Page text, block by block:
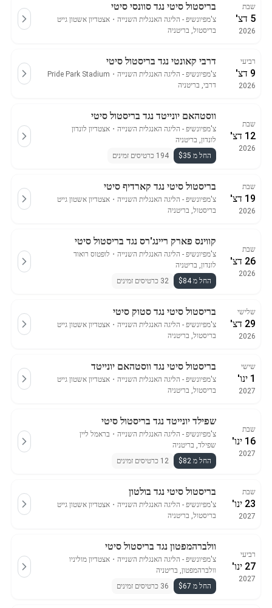
שבת
5 דצ'
2026
בריסטול סיטי נגד סוונסי סיטי
צ'מפיונשיפ - הליגה האנגלית השנייה ・ אצטדיון אשטון גייט
בריסטול, בריטניה
רביעי
9 דצ'
2026
דרבי קאונטי נגד בריסטול סיטי
צ'מפיונשיפ - הליגה האנגלית השנייה ・
Pride Park Stadium
דרבי, בריטניה
שבת
12 דצ'
2026
ווסטהאם יונייטד נגד בריסטול סיטי
צ'מפיונשיפ - הליגה האנגלית השנייה ・ אצטדיון לונדון
לונדון, בריטניה
החל מ $35
194 כרטיסים זמינים
שבת
19 דצ'
2026
בריסטול סיטי נגד קארדיף סיטי
צ'מפיונשיפ - הליגה האנגלית השנייה ・ אצטדיון אשטון גייט
בריסטול, בריטניה
שבת
26 דצ'
2026
קווינס פארק ריינג'רס נגד בריסטול סיטי
צ'מפיונשיפ - הליגה האנגלית השנייה ・ לופטוס רואוד
לונדון, בריטניה
החל מ $84
32 כרטיסים זמינים
שלישי
29 דצ'
2026
בריסטול סיטי נגד סטוק סיטי
צ'מפיונשיפ - הליגה האנגלית השנייה ・ אצטדיון אשטון גייט
בריסטול, בריטניה
שישי
1 ינו'
2027
בריסטול סיטי נגד ווסטהאם יונייטד
צ'מפיונשיפ - הליגה האנגלית השנייה ・ אצטדיון אשטון גייט
בריסטול, בריטניה
שבת
16 ינו'
2027
שפילד יונייטד נגד בריסטול סיטי
צ'מפיונשיפ - הליגה האנגלית השנייה ・ בראמל ליין
שפילד, בריטניה
החל מ $82
12 כרטיסים זמינים
שבת
23 ינו'
2027
בריסטול סיטי נגד בולטון
צ'מפיונשיפ - הליגה האנגלית השנייה ・ אצטדיון אשטון גייט
בריסטול, בריטניה
רביעי
27 ינו'
2027
וולברהמפטון נגד בריסטול סיטי
צ'מפיונשיפ - הליגה האנגלית השנייה ・ אצטדיון מוליניו
וולברהמפטון, בריטניה
החל מ $67
36 כרטיסים זמינים